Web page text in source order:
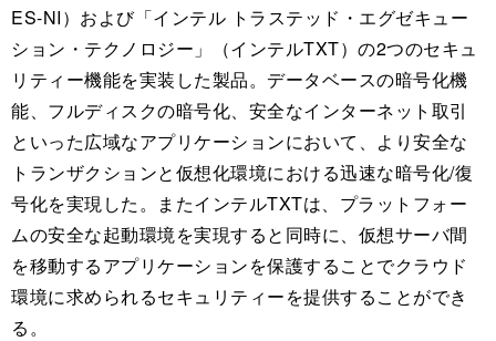
ES-NI）および「インテル トラステッド・エグゼキュー
ション・テクノロジー」（インテルTXT）の2つのセキュ
リティー機能を実装した製品。データベースの暗号化機
能、フルディスクの暗号化、安全なインターネット取引
といった広域なアプリケーションにおいて、より安全な
トランザクションと仮想化環境における迅速な暗号化/復
号化を実現した。またインテルTXTは、プラットフォー
ムの安全な起動環境を実現すると同時に、仮想サーバ間
を移動するアプリケーションを保護することでクラウド
環境に求められるセキュリティーを提供することができ
る。